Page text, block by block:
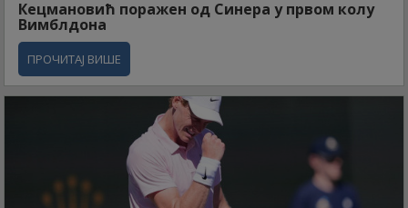
Кецмановић поражен од Синера у првом колу
Вимблдона
ПРОЧИТАЈ ВИШЕ